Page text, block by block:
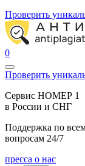
Проверить
0
Проверить
Cервис НОМЕР 1
в России и СНГ
Поддержка по
вопросам 24/7
пресса о нас